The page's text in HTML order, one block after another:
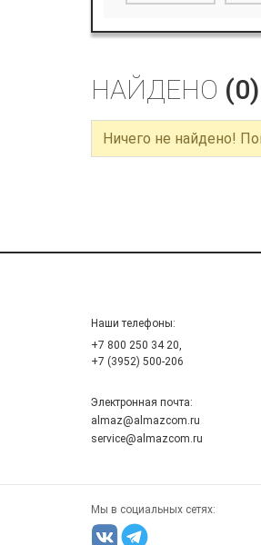
НАЙДЕНО (0)
Ничего не найдено!
Наши телефоны:
+7 800 250 34 20,
+7 (3952) 500-206
Электронная почта:
almaz@almazcom.ru
service@almazcom.ru
Мы в социальных сетях: